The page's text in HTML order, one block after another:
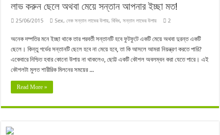
লাভ করুন ছেলে অথবা মেয়ে সন্তান আপনার ইচ্ছা মত!
25/06/2015 Sex,নেক সন্তান লাভের উপায়,বিবিধ,সন্তান লাভের উপায় 2
অনেক দম্পতির মনে ইচ্ছা থাকে তার পরবর্তী সন্তানটি হবে ফুটফুটে একটি মেয়ে অথবা দুরন্ত একটি
ছেলে। কিন্তু গর্ভের সন্তানটি ছেলে হবে না মেয়ে হবে, তা কি আসলে আমরা নিয়ন্ত্রণ করতে পারি?
একেবারে নিশ্চিত হবার কোনো উপায় না থাকলেও, ছোট্ট একটি কৌশল অবলম্বন করা যেতে পারে। এই
কৌশলটা মুলত শারীরিক মিলনের সময়ের ...
Read More »